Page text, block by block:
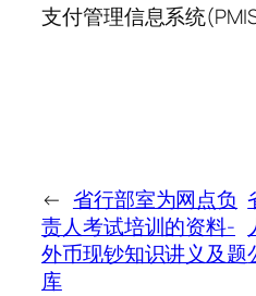
支付管理信息系统
← 省行部室为网点负
责人考试培训的资料-
外币现钞知识讲义及题
库